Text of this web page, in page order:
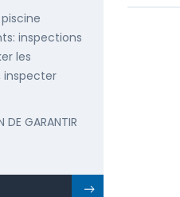
inspections
les
inspecter
DE GARANTIR